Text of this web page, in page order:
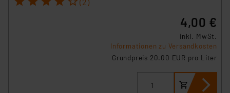
4,00 €
inkl. MwSt.
Informationen zu Versandkosten
Grundpreis 20.00 EUR pro Liter